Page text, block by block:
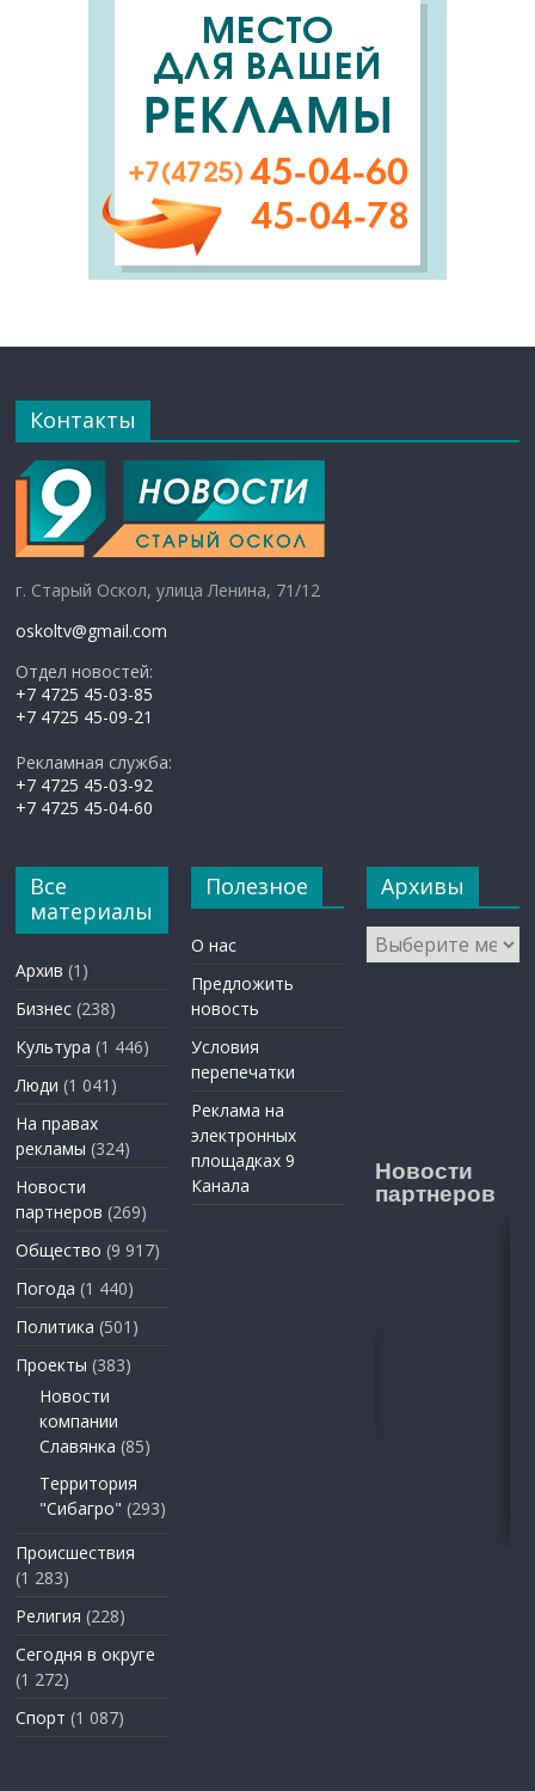
Контакты
г. Старый Оскол, улица Ленина, 71/12
oskoltv@gmail.com
Отдел новостей:
+7 4725 45-03-85
+7 4725 45-09-21
Рекламная служба:
+7 4725 45-03-92
+7 4725 45-04-60
Все
материалы
Архив (1)
Бизнес (238)
Культура (1 446)
Люди (1 041)
На правах
рекламы (324)
Новости
партнеров (269)
Общество (9 917)
Погода (1 440)
Политика (501)
Проекты (383)
Новости
компании
Славянка (85)
Территория
"Сибагро" (293)
Происшествия
(1 283)
Религия (228)
Сегодня в округе
(1 272)
Спорт (1 087)
Полезное
О нас
Предложить
новость
Условия
перепечатки
Реклама на
электронных
площадках 9
Канала
Архивы
Архивы
Новости
партнеров